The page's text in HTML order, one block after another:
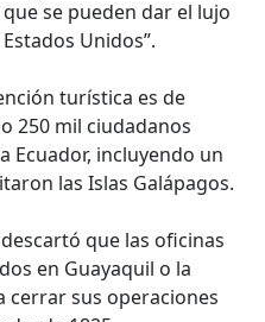
se pueden dar el lujo
Unidos”.
turística es de
250 mil ciudadanos
Ecuador, incluyendo un
las Islas Galápagos.
que las oficinas
en Guayaquil o la
cerrar sus operaciones